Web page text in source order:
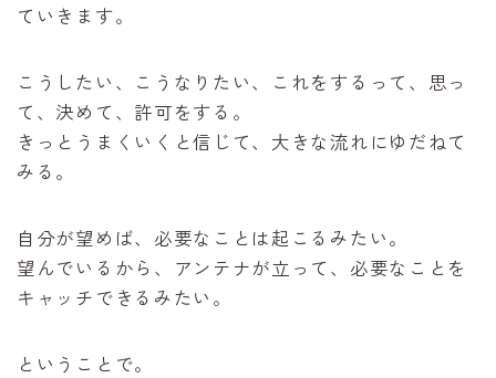
ていきます。
こうしたい、こうなりたい、これをするって、思っ
て、決めて、許可をする。
きっとうまくいくと信じて、大きな流れにゆだねて
みる。
自分が望めば、必要なことは起こるみたい。
望んでいるから、アンテナが立って、必要なことを
キャッチできるみたい。
ということで。